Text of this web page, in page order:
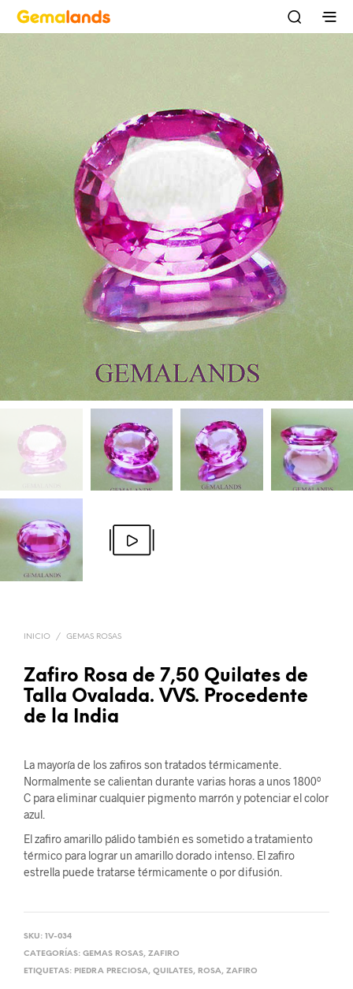
INICIO / GEMAS ROSAS
Zafiro Rosa de 7,50 Quilates de
Talla Ovalada. VVS. Procedente
de la India
La mayoría de los zafiros son tratados térmicamente.
Normalmente se calientan durante varias horas a unos 1800º
C para eliminar cualquier pigmento marrón y potenciar el color
azul.
El zafiro amarillo pálido también es sometido a tratamiento
térmico para lograr un amarillo dorado intenso. El zafiro
estrella puede tratarse térmicamente o por difusión.
SKU: 1V-034
CATEGORÍAS: GEMAS ROSAS, ZAFIRO
ETIQUETAS: PIEDRA PRECIOSA, QUILATES, ROSA, ZAFIRO